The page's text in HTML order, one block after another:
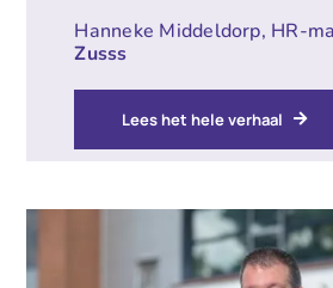
Hanneke Middeldorp, HR-
Zusss
Lees het hele verhaal